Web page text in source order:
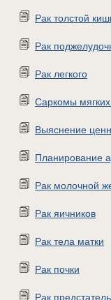
Рак толстой
Рак
Рак легкого
Саркомы мягких
Выяснение
Планирование
Рак молочной
Рак яичников
Рак тела матки
Рак почки
Рак